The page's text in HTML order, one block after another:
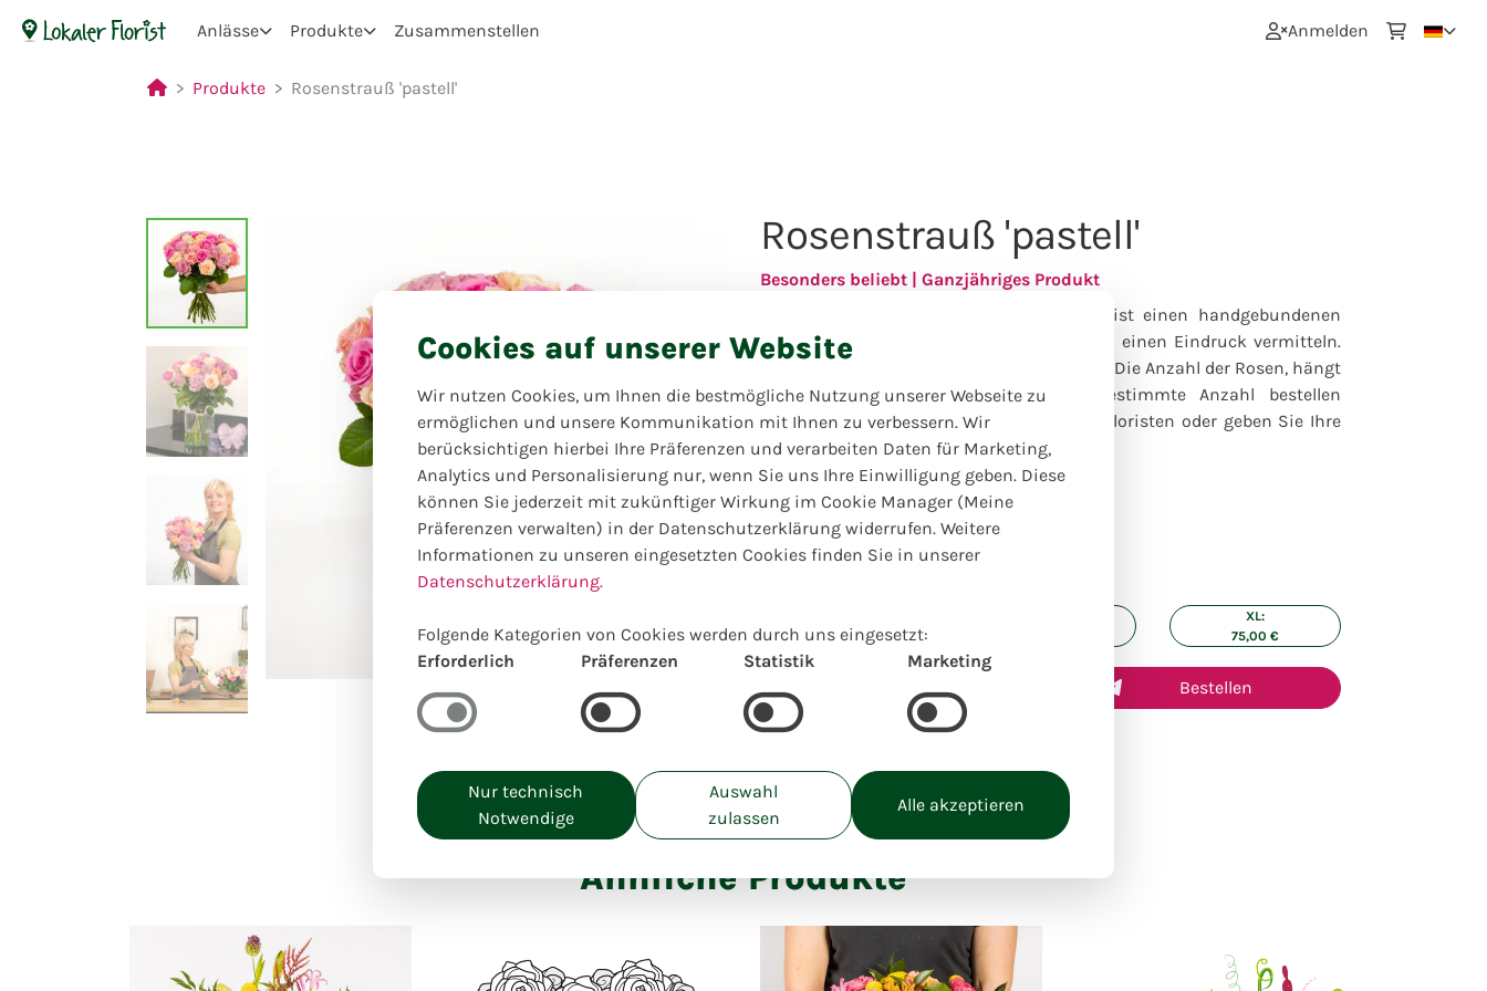
Anlässe Produkte Zusammenstellen Anmelden
Produkte Rosenstrauß 'pastell'
Einzigartig lokal kreiert
Rosenstrauß 'pastell'
Besonders beliebt | Ganzjähriges Produkt
Mit Liebe und Kreativität erstellt Ihr Florist einen handgebundenen
Rosenstrauß. Das abgebildete Bouquet soll einen Eindruck vermitteln.
Lassen Sie sich vom Floristen überraschen! Die Anzahl der Rosen, hängt
vom Marktpreis ab. Wenn Sie eine bestimmte Anzahl bestellen
möchten, wenden Sie sich bitte an Ihren Floristen oder geben Sie Ihre
Wünsche unter 'spezielle Wünsche' an.
Wählen Sie Ihre Wunschgröße:
40,00€
XL:
75,00 €
Bestellen
Ähnliche Produkte
Cookies auf unserer Website
Wir nutzen Cookies, um Ihnen die bestmögliche Nutzung unserer Webseite zu
ermöglichen und unsere Kommunikation mit Ihnen zu verbessern. Wir
berücksichtigen hierbei Ihre Präferenzen und verarbeiten Daten für Marketing,
Analytics und Personalisierung nur, wenn Sie uns Ihre Einwilligung geben. Diese
können Sie jederzeit mit zukünftiger Wirkung im Cookie Manager (Meine
Präferenzen verwalten) in der Datenschutzerklärung widerrufen. Weitere
Informationen zu unseren eingesetzten Cookies finden Sie in unserer
Datenschutzerklärung.
Folgende Kategorien von Cookies werden durch uns eingesetzt:
Erforderlich
Präferenzen Statistik Marketing
Nur technisch
Notwendige
Auswahl
zulassen
Alle akzeptieren